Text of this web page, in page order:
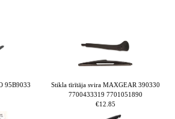
95B9033
Stikla tīrītāja svira MAXGEAR 390330
7700433319 7701051890
€12.85